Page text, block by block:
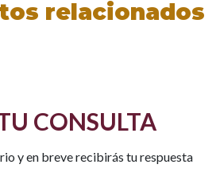
relacionados
CONSULTA
y en breve recibirás tu respuesta